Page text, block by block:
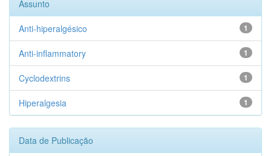
Assunto
1
Anti-hiperalgésico
1
Anti-inflammatory
1
Cyclodextrins
1
Hiperalgesia
Data de Publicação